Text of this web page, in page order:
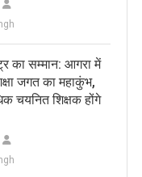
का सम्मान: आगरा में
जगत का महाकुंभ,
चयनित शिक्षक होंगे